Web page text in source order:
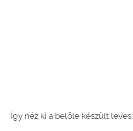
Így néz ki a belőle készült leves: